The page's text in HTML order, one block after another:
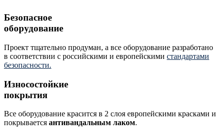
Для детей с ограниченными физическими
возможностями
Безопасное
оборудование
Проект тщательно продуман, а все оборудование разработано
в соответствии с российскими и европейскими стандартами
безопасности.
Износостойкие
покрытия
Все оборудование красится в 2 слоя европейскими красками и
покрывается антивандальным лаком.